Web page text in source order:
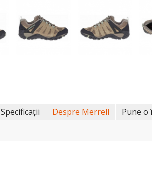
Specificații Despre Merrell Pune o